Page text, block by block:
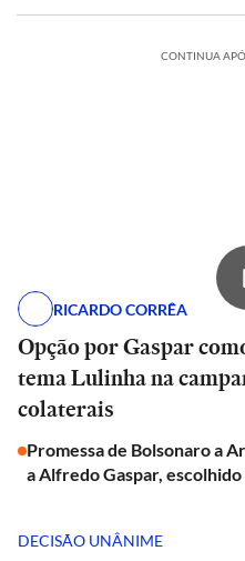
CONTINUA
RICARDO CORRÊA
Opção por Gaspar
tema Lulinha na
colaterais
Promessa de Bolsonaro a
a Alfredo Gaspar,
DECISÃO UNÂNIME